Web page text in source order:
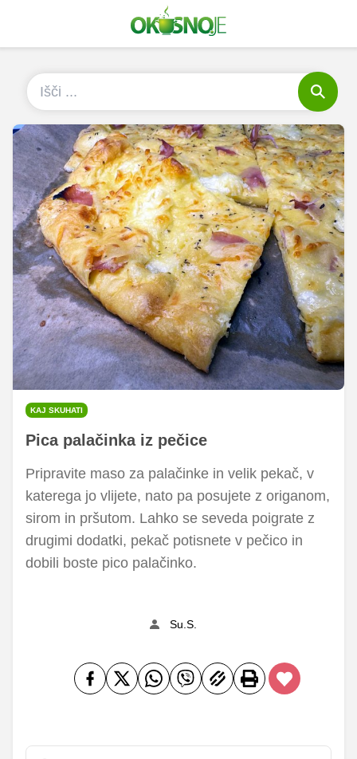
KAJ SKUHATI
Pica palačinka iz pečice
Pripravite maso za palačinke in velik pekač, v
katerega jo vlijete, nato pa posujete z origanom,
sirom in pršutom. Lahko se seveda poigrate z
drugimi dodatki, pekač potisnete v pečico in
dobili boste pico palačinko.
Su.S.